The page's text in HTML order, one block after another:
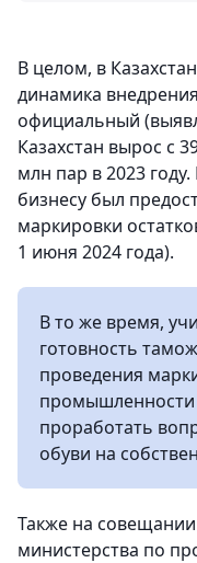
В целом, в
динамика
официальный
Казахстан вырос с
млн пар в 2023
бизнесу был
маркировки
1 июня 2024 года).
В то же время,
готовность
проведения
промышленности
проработать
обуви на
Также на
министерства по